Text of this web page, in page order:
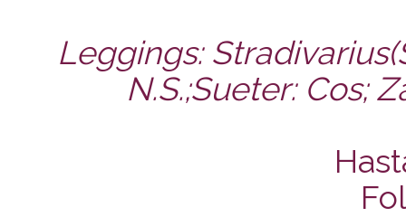
Leggings:
N.S.;Sueter: Cos;